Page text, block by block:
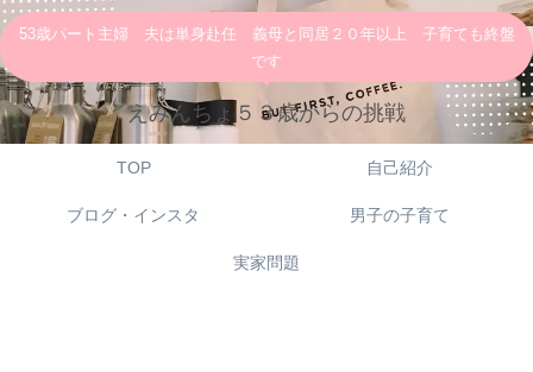
53歳パート主婦 夫は単身赴任 義母と同居２０年以上 子育ても終盤
です
えみんちょ５３歳からの挑戦
TOP 自己紹介
ブログ・インスタ 男子の子育て
実家問題